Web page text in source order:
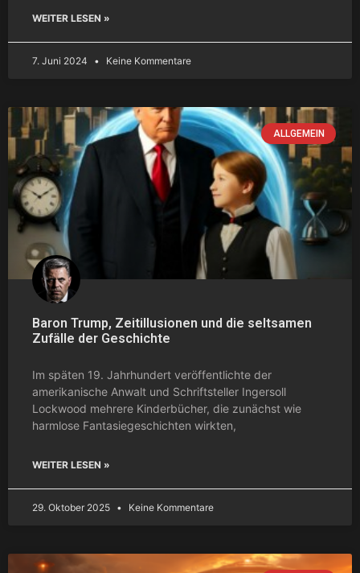
WEITER LESEN »
7. Juni 2024 Keine Kommentare
ALLGEMEIN
Baron Trump, Zeitillusionen und die seltsamen
Zufälle der Geschichte
Im späten 19. Jahrhundert veröffentlichte der
amerikanische Anwalt und Schriftsteller Ingersoll
Lockwood mehrere Kinderbücher, die zunächst wie
harmlose Fantasiegeschichten wirkten,
WEITER LESEN »
29. Oktober 2025 Keine Kommentare